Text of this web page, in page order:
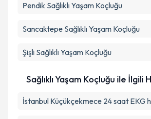
Pendik Sağlıklı Yaşam Koçluğu
Sancaktepe Sağlıklı Yaşam Koçluğu
Şişli Sağlıklı Yaşam Koçluğu
Sağlıklı Yaşam Koçluğu ile İlgili
İstanbul Küçükçekmece 24 saat EKG